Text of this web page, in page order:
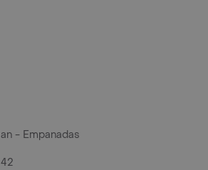
- Empanadas